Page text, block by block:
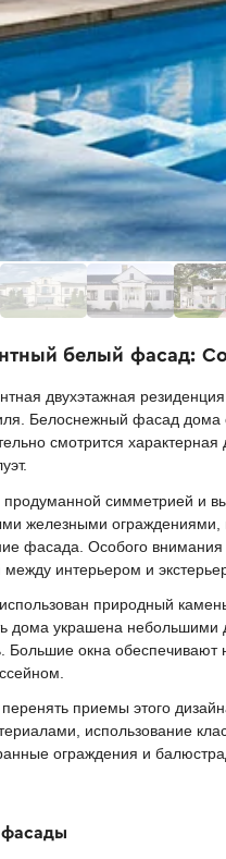
белый фасад:
двухэтажная
Белоснежный фасад
смотрится
продуманной симметрией и
железными
фасада. Особого внимания
интерьером и
природный
дома украшена
Большие окна
перенять приемы этого
использование
ограждения и